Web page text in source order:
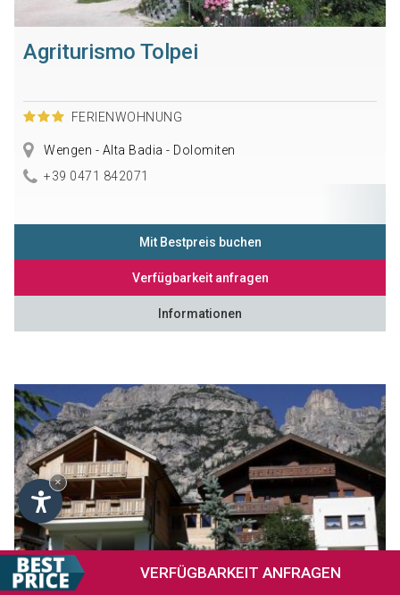
VERFÜGBARKEIT ANFRAGEN
Agriturismo Tolpei
FERIENWOHNUNG
Wengen - Alta Badia - Dolomiten
+39 0471 842071
Mit Bestpreis buchen
Verfügbarkeit anfragen
Informationen
×